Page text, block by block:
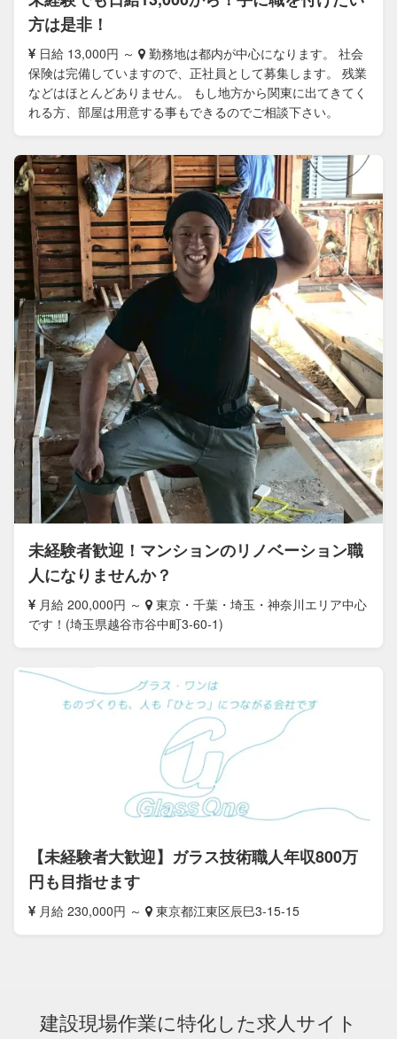
方は是非！
日給 13,000円 ～
勤務地は都内が中心になります。 社会
保険は完備していますので、正社員として募集します。 残業
などはほとんどありません。 もし地方から関東に出てきてく
れる方、部屋は用意する事もできるのでご相談下さい。
未経験者歓迎！マンションのリノベーション職
人になりませんか？
月給 200,000円 ～
東京・千葉・埼玉・神奈川エリア中心
です！(埼玉県越谷市谷中町3-60-1)
【未経験者大歓迎】ガラス技術職人年収800万
円も目指せます
月給 230,000円 ～ 東京都江東区辰巳3-15-15
建設現場作業に特化した求人サイト